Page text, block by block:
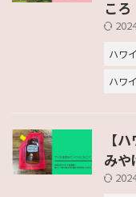
ころ
ハワイ
ハワ
【
みや